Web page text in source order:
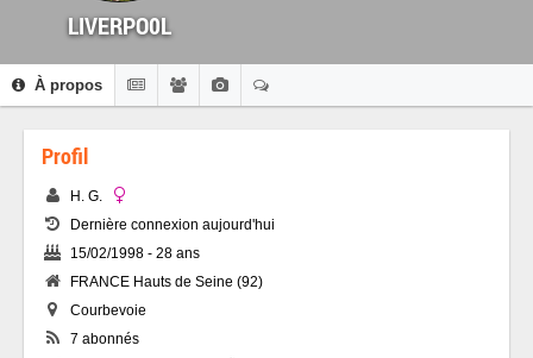
LIVERPO0L
À propos
Profil
H. G.
Dernière connexion aujourd'hui
15/02/1998 - 28 ans
FRANCE Hauts de Seine (92)
Courbevoie
7 abonnés